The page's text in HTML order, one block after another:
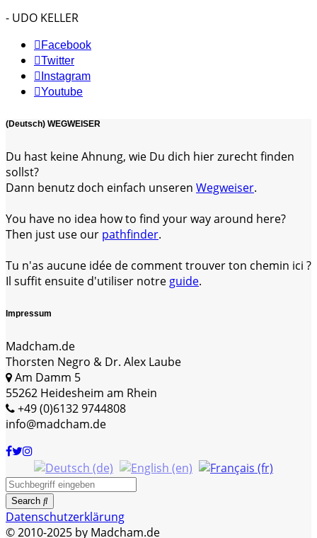
- UDO KELLER
Facebook
Twitter
Instagram
Youtube
(Deutsch) WEGWEISER
Du hast keine Ahnung, wie Du dich hier zurecht finden
sollst?
Dann benutz doch einfach unseren Wegweiser.
You have no idea how to find your way around here?
Then just use our pathfinder.
Tu n'as aucune idée de comment trouver ton chemin ici ?
Il suffit ensuite d'utiliser notre guide.
Impressum
Madcham.de
Thorsten Negro & Dr. Alex Laube
Am Damm 5
55262 Heidesheim am Rhein
+49 (0)6132 9744808
info@madcham.de
Search
Datenschutzerklärung
© 2010-2025 by Madcham.de